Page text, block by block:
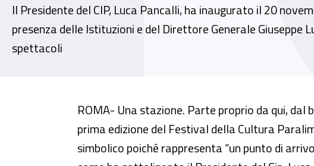
Il Presidente del CIP, Luca Pancalli, ha inaugurato il 20
presenza delle Istituzioni e del Direttore Generale
spettacoli
Inail sostiene la Cultura Paralimpica.
ROMA- Una stazione. Parte proprio da qui, dal
prima edizione del Festival della Cultura
simbolico poiché rappresenta “un punto di